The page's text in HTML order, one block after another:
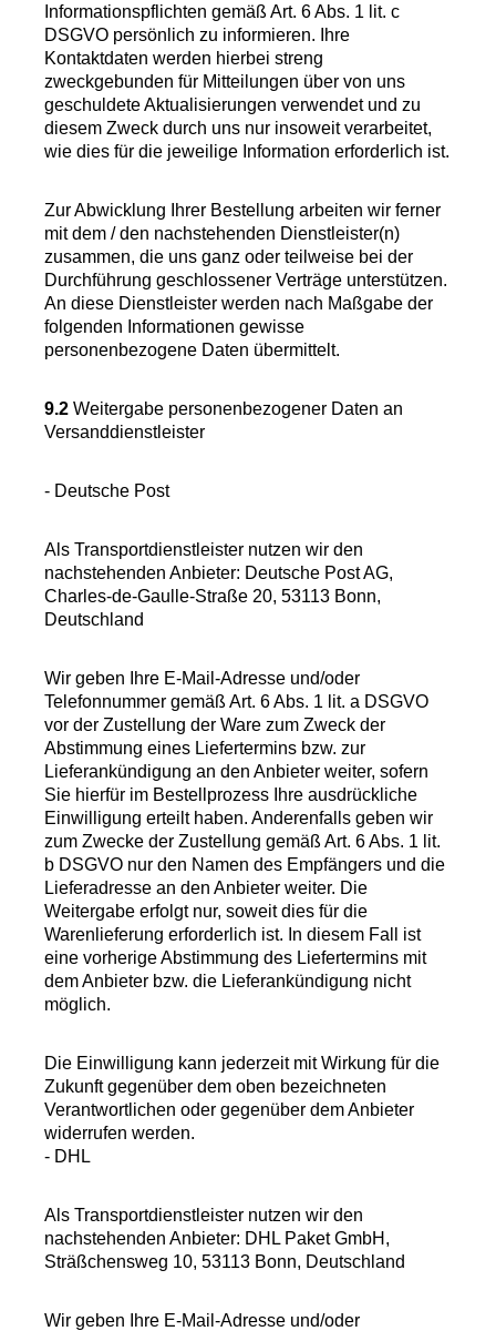
Informationspflichten gemäß Art. 6 Abs. 1 lit. c
DSGVO persönlich zu informieren. Ihre
Kontaktdaten werden hierbei streng
zweckgebunden für Mitteilungen über von uns
geschuldete Aktualisierungen verwendet und zu
diesem Zweck durch uns nur insoweit verarbeitet,
wie dies für die jeweilige Information erforderlich ist.
Zur Abwicklung Ihrer Bestellung arbeiten wir ferner
mit dem / den nachstehenden Dienstleister(n)
zusammen, die uns ganz oder teilweise bei der
Durchführung geschlossener Verträge unterstützen.
An diese Dienstleister werden nach Maßgabe der
folgenden Informationen gewisse
personenbezogene Daten übermittelt.
9.2 Weitergabe personenbezogener Daten an
Versanddienstleister
- Deutsche Post
Als Transportdienstleister nutzen wir den
nachstehenden Anbieter: Deutsche Post AG,
Charles-de-Gaulle-Straße 20, 53113 Bonn,
Deutschland
Wir geben Ihre E-Mail-Adresse und/oder
Telefonnummer gemäß Art. 6 Abs. 1 lit. a DSGVO
vor der Zustellung der Ware zum Zweck der
Abstimmung eines Liefertermins bzw. zur
Lieferankündigung an den Anbieter weiter, sofern
Sie hierfür im Bestellprozess Ihre ausdrückliche
Einwilligung erteilt haben. Anderenfalls geben wir
zum Zwecke der Zustellung gemäß Art. 6 Abs. 1 lit.
b DSGVO nur den Namen des Empfängers und die
Lieferadresse an den Anbieter weiter. Die
Weitergabe erfolgt nur, soweit dies für die
Warenlieferung erforderlich ist. In diesem Fall ist
eine vorherige Abstimmung des Liefertermins mit
dem Anbieter bzw. die Lieferankündigung nicht
möglich.
Die Einwilligung kann jederzeit mit Wirkung für die
Zukunft gegenüber dem oben bezeichneten
Verantwortlichen oder gegenüber dem Anbieter
widerrufen werden.
- DHL
Als Transportdienstleister nutzen wir den
nachstehenden Anbieter: DHL Paket GmbH,
Sträßchensweg 10, 53113 Bonn, Deutschland
Wir geben Ihre E-Mail-Adresse und/oder